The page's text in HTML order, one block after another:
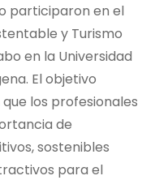
participaron en el
y Turismo
en la Universidad
El objetivo
los profesionales
de
sostenibles
para el